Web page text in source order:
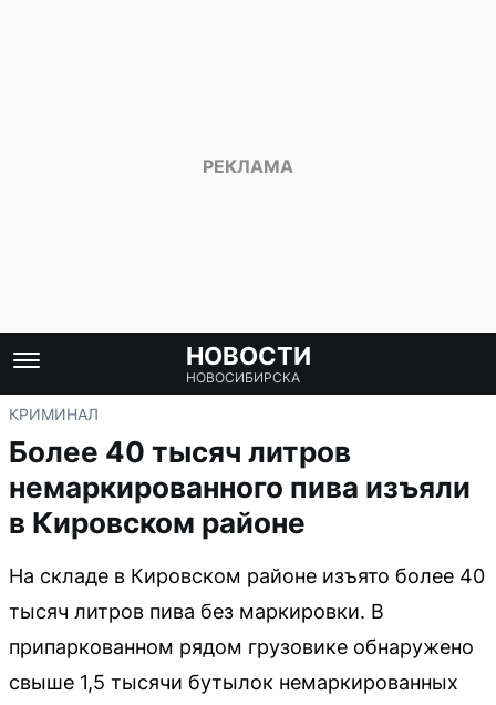
НОВОСТИ
НОВОСИБИРСКА
КРИМИНАЛ
Более 40 тысяч литров
немаркированного пива изъяли
в Кировском районе
На складе в Кировском районе изъято более 40
тысяч литров пива без маркировки. В
припаркованном рядом грузовике обнаружено
свыше 1,5 тысячи бутылок немаркированных